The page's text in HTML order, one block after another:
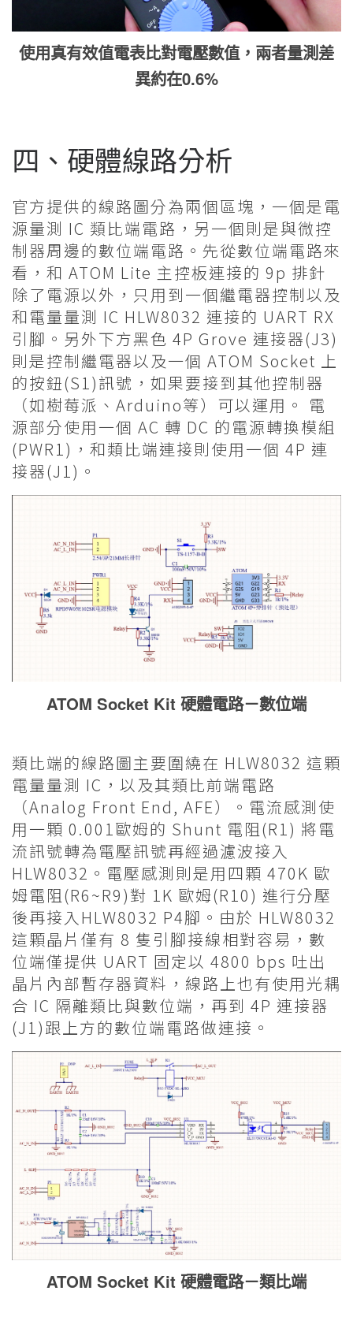
使用真有效值電表比對電壓數值，兩者量測差
異約在0.6%
四、硬體線路分析
官方提供的線路圖分為兩個區塊，一個是電
源量測 IC 類比端電路，另一個則是與微控
制器周邊的數位端電路。先從數位端電路來
看，和 ATOM Lite 主控板連接的 9p 排針
除了電源以外，只用到一個繼電器控制以及
和電量量測 IC HLW8032 連接的 UART RX
引腳。另外下方黑色 4P Grove 連接器(J3)
則是控制繼電器以及一個 ATOM Socket 上
的按鈕(S1)訊號，如果要接到其他控制器
（如樹莓派、Arduino等）可以運用。 電
源部分使用一個 AC 轉 DC 的電源轉換模組
(PWR1)，和類比端連接則使用一個 4P 連
接器(J1)。
ATOM Socket Kit 硬體電路－數位端
類比端的線路圖主要圍繞在 HLW8032 這顆
電量量測 IC，以及其類比前端電路
（Analog Front End, AFE）。電流感測使
用一顆 0.001歐姆的 Shunt 電阻(R1) 將電
流訊號轉為電壓訊號再經過濾波接入
HLW8032。電壓感測則是用四顆 470K 歐
姆電阻(R6~R9)對 1K 歐姆(R10) 進行分壓
後再接入HLW8032 P4腳。由於 HLW8032
這顆晶片僅有 8 隻引腳接線相對容易，數
位端僅提供 UART 固定以 4800 bps 吐出
晶片內部暫存器資料，線路上也有使用光耦
合 IC 隔離類比與數位端，再到 4P 連接器
(J1)跟上方的數位端電路做連接。
ATOM Socket Kit 硬體電路－類比端